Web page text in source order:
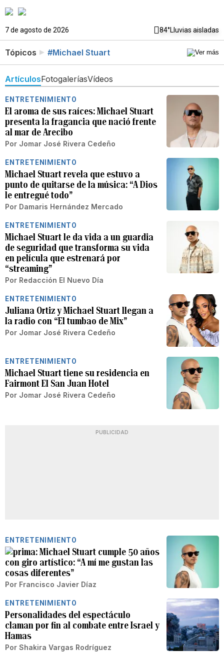
7 de agosto de 2026 84°Lluvias aisladas
Tópicos #Michael Stuart
ArtículosFotogaleríasVídeos
ENTRETENIMIENTO
El aroma de sus raíces: Michael Stuart
presenta la fragancia que nació frente
al mar de Arecibo
Por Jomar José Rivera Cedeño
ENTRETENIMIENTO
Michael Stuart revela que estuvo a
punto de quitarse de la música: “A Dios
le entregué todo”
Por Damaris Hernández Mercado
ENTRETENIMIENTO
Michael Stuart le da vida a un guardia
de seguridad que transforma su vida
en película que estrenará por
“streaming”
Por Redacción El Nuevo Día
ENTRETENIMIENTO
Juliana Ortiz y Michael Stuart llegan a
la radio con “El tumbao de Mix”
Por Jomar José Rivera Cedeño
ENTRETENIMIENTO
Michael Stuart tiene su residencia en
Fairmont El San Juan Hotel
Por Jomar José Rivera Cedeño
PUBLICIDAD
ENTRETENIMIENTO
Michael Stuart cumple 50 años
con giro artístico: “A mí me gustan las
cosas diferentes”
Por Francisco Javier Díaz
ENTRETENIMIENTO
Personalidades del espectáculo
claman por fin al combate entre Israel y
Hamas
Por Shakira Vargas Rodríguez